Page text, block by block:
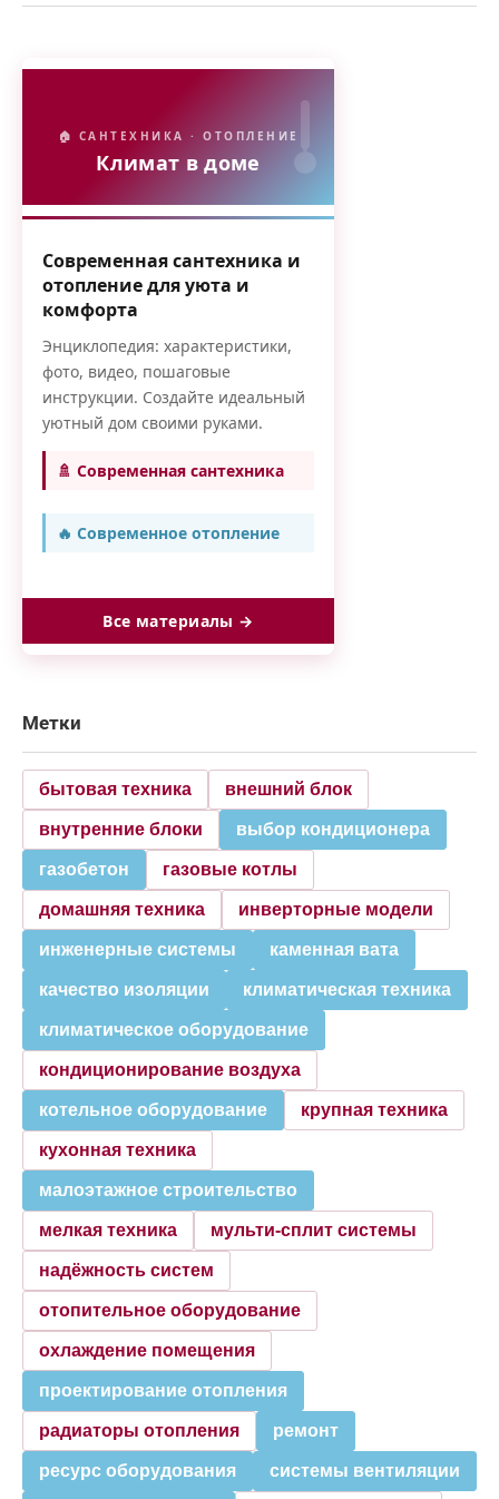
🏠 САНТЕХНИКА · ОТОПЛЕНИЕ
Климат в доме
Современная сантехника и
отопление для уюта и
комфорта
Энциклопедия: характеристики,
фото, видео, пошаговые
инструкции. Создайте идеальный
уютный дом своими руками.
🚿 Современная сантехника
🔥 Современное отопление
Все материалы →
Метки
бытовая техника внешний блок
внутренние блоки выбор кондиционера
газобетон газовые котлы
домашняя техника инверторные модели
инженерные системы каменная вата
качество изоляции климатическая техника
климатическое оборудование
кондиционирование воздуха
котельное оборудование крупная техника
кухонная техника
малоэтажное строительство
мелкая техника мульти-сплит системы
надёжность систем
отопительное оборудование
охлаждение помещения
проектирование отопления
радиаторы отопления ремонт
ресурс оборудования системы вентиляции